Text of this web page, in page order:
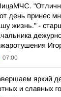
день принес
жизнь." -
07:00
яркий
и славных